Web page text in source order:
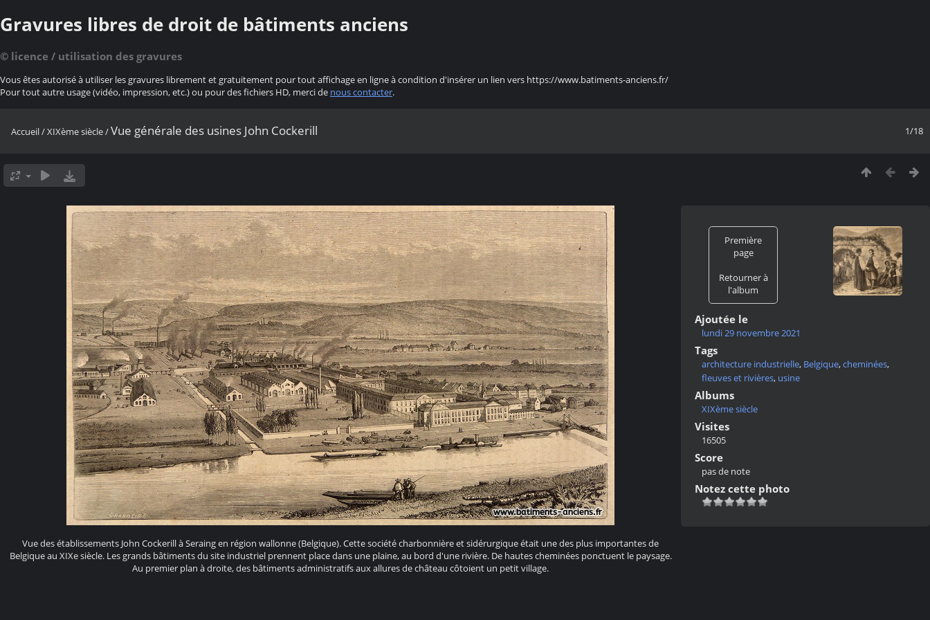
Gravures libres de droit de bâtiments anciens
© licence / utilisation des gravures
Vous êtes autorisé à utiliser les gravures librement et gratuitement pour tout affichage en ligne à condition d'insérer un lien vers https://www.batiments-anciens.fr/
Pour tout autre usage (vidéo, impression, etc.) ou pour des fichiers HD, merci de nous contacter.
1/18
Accueil/XIXème siècle/Vue générale des usines John Cockerill
Vue des établissements John Cockerill à Seraing en région wallonne (Belgique). Cette société charbonnière et sidérurgique était une des plus importantes de
Belgique au XIXe siècle. Les grands bâtiments du site industriel prennent place dans une plaine, au bord d'une rivière. De hautes cheminées ponctuent le paysage.
Au premier plan à droite, des bâtiments administratifs aux allures de château côtoient un petit village.
Première
page
Retourner à
l'album
Ajoutée le
lundi 29 novembre 2021
Tags
architecture industrielle, Belgique,cheminées,
fleuves et rivières, usine
Albums
XIXème siècle
Visites
16505
Score
pas de note
Notez cette photo